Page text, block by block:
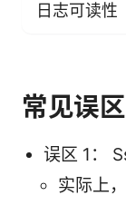
日志可读性
常见误
误区 1：
实际上